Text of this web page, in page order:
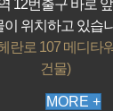
12번출구 바로
이 위치하고 있습
란로 107 메디타
건물)
MORE +